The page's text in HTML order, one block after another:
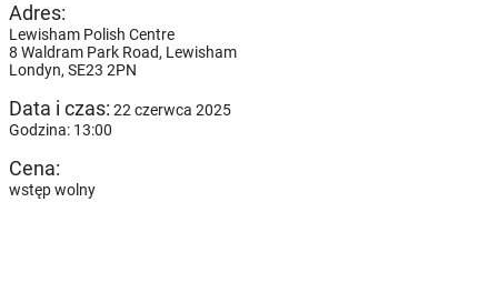
Adres:
Lewisham Polish Centre
8 Waldram Park Road, Lewisham
Londyn, SE23 2PN
Data i czas: 22 czerwca 2025
Godzina: 13:00
Cena:
wstęp wolny